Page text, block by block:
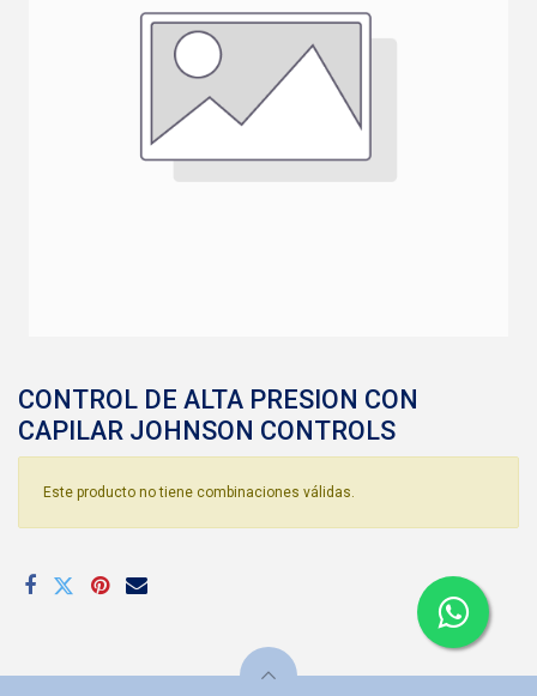
CONTROL DE ALTA PRESION CON
CAPILAR JOHNSON CONTROLS
Este producto no tiene combinaciones válidas.